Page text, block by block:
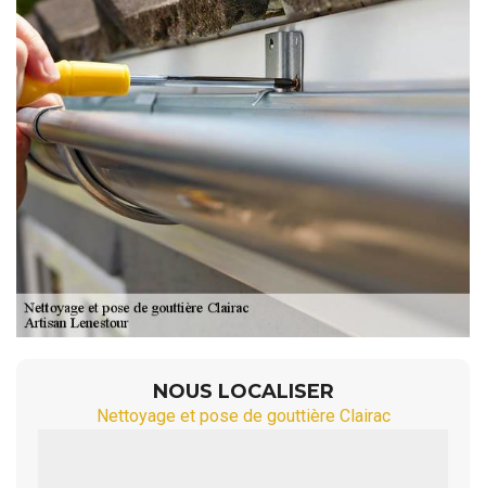
NOUS LOCALISER
Nettoyage et pose de gouttière Clairac